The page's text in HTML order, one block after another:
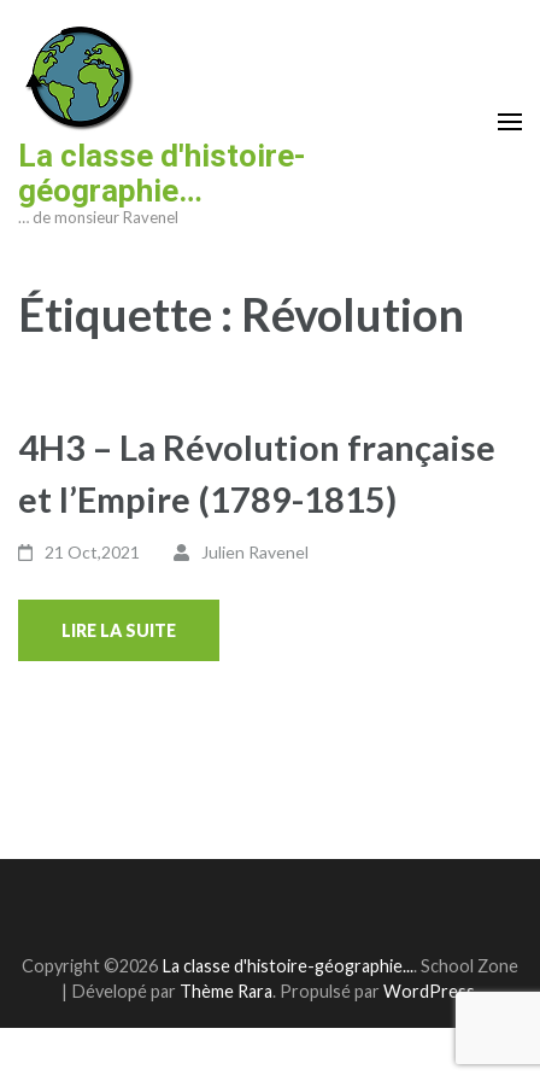
contenu
(Pressez
Entrée)
La classe d'histoire-
géographie…
… de monsieur Ravenel
Étiquette : Révolution
4H3 – La Révolution française
et l’Empire (1789-1815)
21 Oct,2021 Julien Ravenel
LIRE LA SUITE
Copyright ©2026 La classe d'histoire-géographie....School Zone
| Dévelopé par Thème Rara. Propulsé par WordPress.